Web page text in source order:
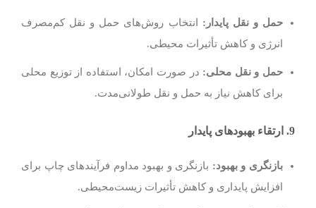
حمل و نقل پایدار : انتخاب روش‌های حمل و نقل کم‌مصرف
انرژی و کاهش تأثیرات محیطی.
حمل و نقل محلی: در صورت امکان، استفاده از توزیع محلی
برای کاهش نیاز به حمل و نقل طولانی‌مدت.
9. ارتقاء بهبودهای پایدار
بازنگری و بهبود: بازنگری و بهبود مداوم فرآیندهای چاپ برای
افزایش پایداری و کاهش تأثیرات زیست‌محیطی.